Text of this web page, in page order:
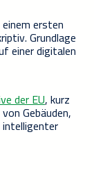
ersten
Grundlage
einer digitalen
der EU, kurz
Gebäuden,